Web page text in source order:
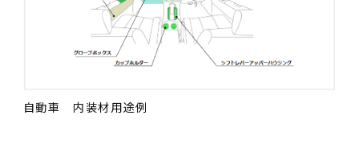
自動車 内装材用途例